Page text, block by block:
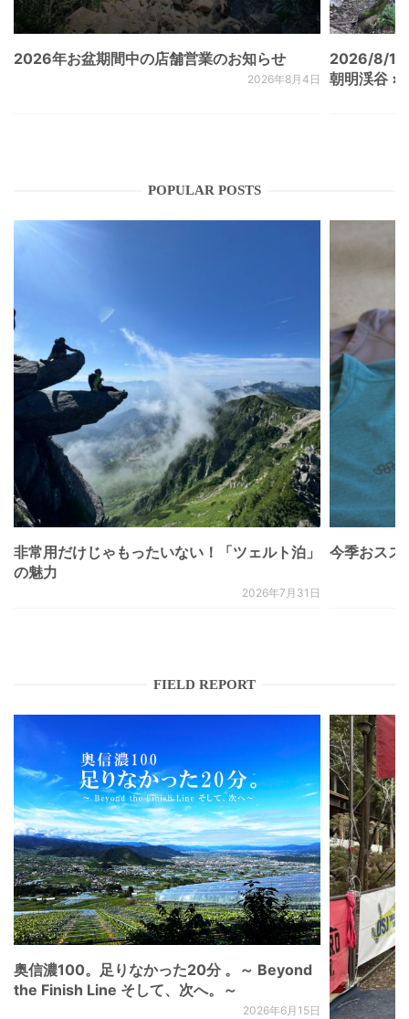
2026年お盆期間中の店舗営業のお知らせ
2026年8月4日
2026/8/
朝明渓谷 ×
POPULAR POSTS
非常用だけじゃもったいない！「ツェルト泊」
の魅力
2026年7月31日
今季おスス
FIELD REPORT
奥信濃100。足りなかった20分 。～ Beyond
the Finish Line そして、次へ。～
2026年6月15日